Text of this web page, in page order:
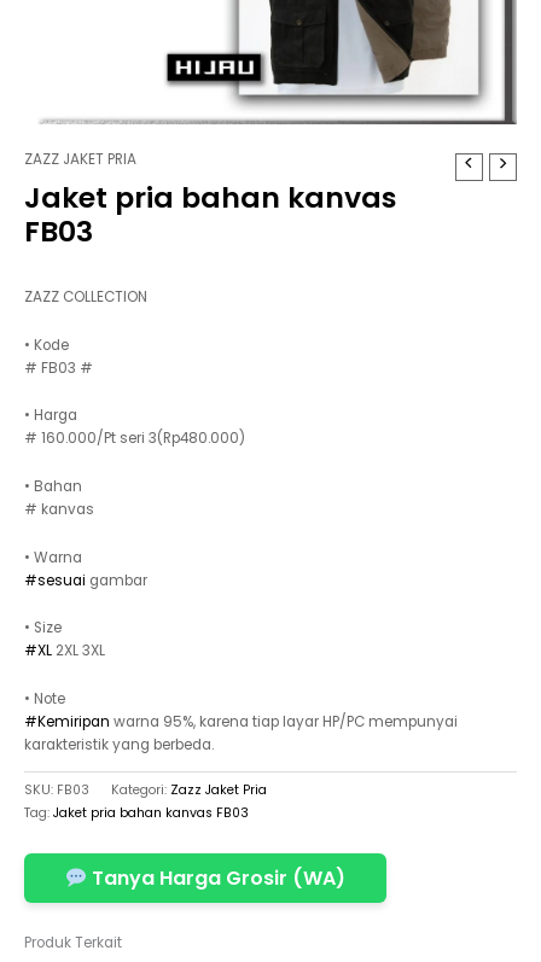
ZAZZ JAKET PRIA
Jaket pria bahan kanvas
FB03
ZAZZ COLLECTION
• Kode
# FB03 #
• Harga
# 160.000/Pt seri 3(Rp480.000)
• Bahan
# kanvas
• Warna
#sesuai gambar
• Size
#XL 2XL 3XL
• Note
#Kemiripan warna 95%, karena tiap layar HP/PC mempunyai
karakteristik yang berbeda.
SKU: FB03 Kategori: Zazz Jaket Pria
Tag: Jaket pria bahan kanvas FB03
Tanya Harga Grosir (WA)
Produk Terkait